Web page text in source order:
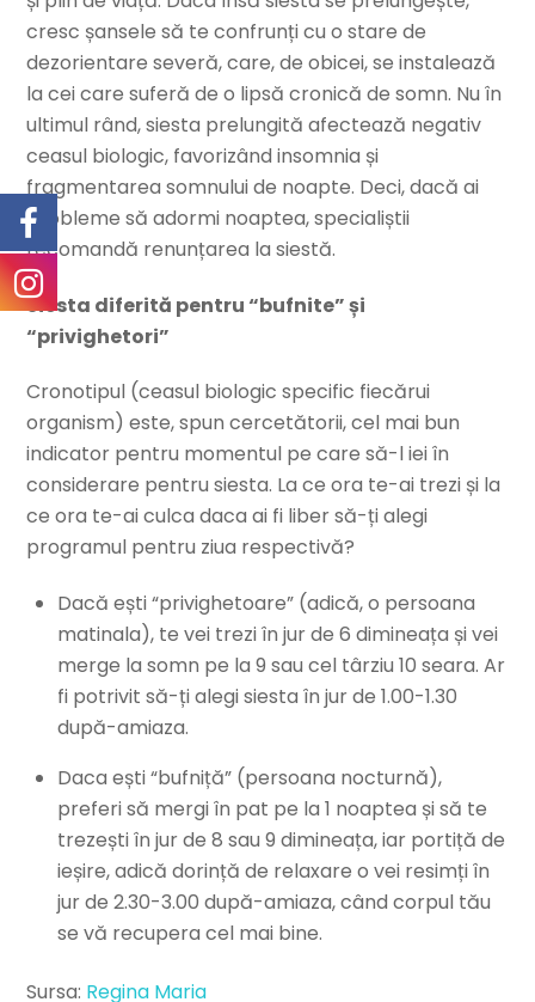
cresc șansele să te confrunți cu o stare de
dezorientare severă, care, de obicei, se instalează
la cei care suferă de o lipsă cronică de somn. Nu în
ultimul rând, siesta prelungită afectează negativ
ceasul biologic, favorizând insomnia și
fragmentarea somnului de noapte. Deci, dacă ai
probleme să adormi noaptea, specialiștii
recomandă renunțarea la siestă.
Siesta diferită pentru “bufnite” și
“privighetori”
Cronotipul (ceasul biologic specific fiecărui
organism) este, spun cercetătorii, cel mai bun
indicator pentru momentul pe care să-l iei în
considerare pentru siesta. La ce ora te-ai trezi și la
ce ora te-ai culca daca ai fi liber să-ți alegi
programul pentru ziua respectivă?
Dacă ești “privighetoare” (adică, o persoana
matinala), te vei trezi în jur de 6 dimineața și vei
merge la somn pe la 9 sau cel târziu 10 seara. Ar
fi potrivit să-ți alegi siesta în jur de 1.00-1.30
după-amiaza.
Daca ești “bufniță” (persoana nocturnă),
preferi să mergi în pat pe la 1 noaptea și să te
trezești în jur de 8 sau 9 dimineața, iar portiță de
ieșire, adică dorință de relaxare o vei resimți în
jur de 2.30-3.00 după-amiaza, când corpul tău
se vă recupera cel mai bine.
Sursa: Regina Maria